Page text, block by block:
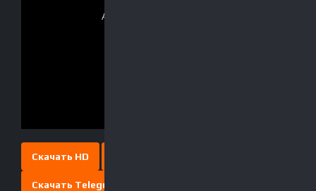
Скачать HD
Скачать Telegram